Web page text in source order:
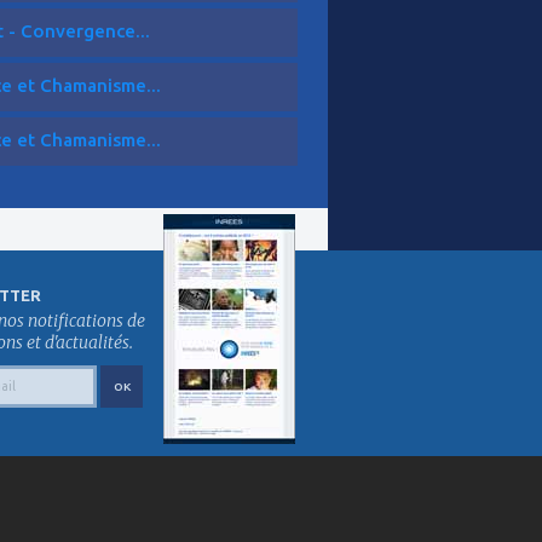
- Convergence...
et Chamanisme...
et Chamanisme...
notifications de
et d'actualités.